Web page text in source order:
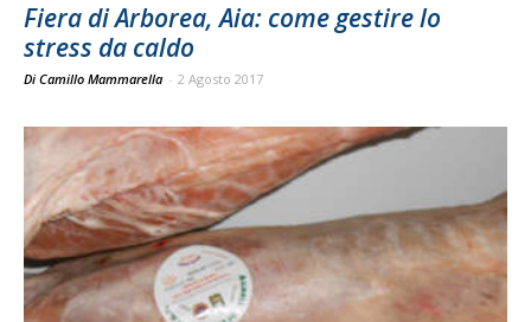
Fiera di Arborea, Aia: come gestire lo
stress da caldo
Di Camillo Mammarella - 2 Agosto 2017